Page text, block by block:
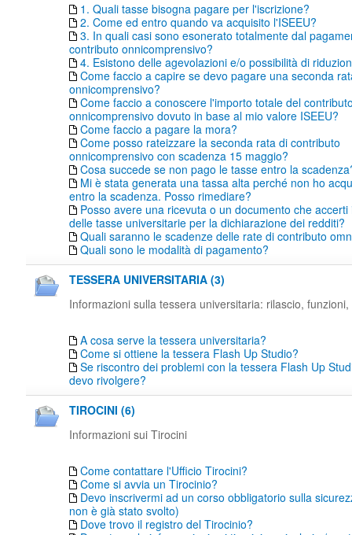
1. Quali tasse bisogna pagare per l'iscrizione?
2. Come ed entro quando va acquisito l'ISEEU?
3. In quali casi sono esonerato totalmente dal
contributo onnicomprensivo?
4. Esistono delle agevolazioni e/o possibilità di
Come faccio a capire se devo pagare una seconda
onnicomprensivo?
Come faccio a conoscere l'importo totale del
onnicomprensivo dovuto in base al mio valore ISEEU?
Come faccio a pagare la mora?
Come posso rateizzare la seconda rata di contributo
onnicomprensivo con scadenza 15 maggio?
Cosa succede se non pago le tasse entro la
Mi è stata generata una tassa alta perché non ho
entro la scadenza. Posso rimediare?
Posso avere una ricevuta o un documento che
delle tasse universitarie per la dichiarazione dei redditi?
Quali saranno le scadenze delle rate di contributo
Quali sono le modalità di pagamento?
TESSERA UNIVERSITARIA (3)
Informazioni sulla tessera universitaria: rilascio, funzioni,
A cosa serve la tessera universitaria?
Come si ottiene la tessera Flash Up Studio?
Se riscontro dei problemi con la tessera Flash Up
devo rivolgere?
TIROCINI (6)
Informazioni sui Tirocini
Come contattare l'Ufficio Tirocini?
Come si avvia un Tirocinio?
Devo inscrivermi ad un corso obbligatorio sulla
non è già stato svolto)
Dove trovo il registro del Tirocinio?